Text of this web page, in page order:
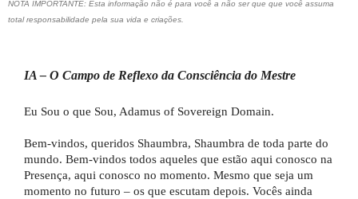
NOTA IMPORTANTE: Esta informação não é para você a não ser que que você assuma
total responsabilidade pela sua vida e criações.
IA – O Campo de Reflexo da Consciência do Mestre
Eu Sou o que Sou, Adamus of Sovereign Domain.
Bem-vindos, queridos Shaumbra, Shaumbra de toda parte do
mundo. Bem-vindos todos aqueles que estão aqui conosco na
Presença, aqui conosco no momento. Mesmo que seja um
momento no futuro – os que escutam depois. Vocês ainda